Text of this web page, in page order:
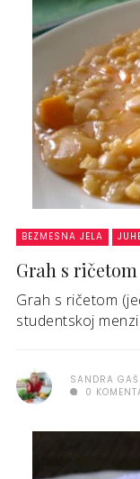
BEZMESNA JELA
Grah s ričetom
Grah s ričetom
studentskoj menzi
SANDRA
0